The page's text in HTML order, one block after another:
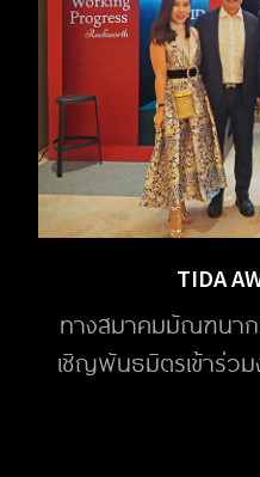
TIDA
ทางสมาคมมัณฑนากร
เชิญพันธมิตรเข้าร่วมง